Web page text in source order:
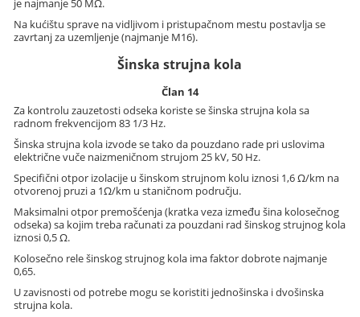
je najmanje 50 MΩ.
Na kućištu sprave na vidljivom i pristupačnom mestu postavlja se
zavrtanj za uzemljenje (najmanje M16).
Šinska strujna kola
Član 14
Za kontrolu zauzetosti odseka koriste se šinska strujna kola sa
radnom frekvencijom 83 1/3 Hz.
Šinska strujna kola izvode se tako da pouzdano rade pri uslovima
električne vuče naizmeničnom strujom 25 kV, 50 Hz.
Specifični otpor izolacije u šinskom strujnom kolu iznosi 1,6 Ω/km na
otvorenoj pruzi a 1Ω/km u staničnom području.
Maksimalni otpor premošćenja (kratka veza između šina kolosečnog
odseka) sa kojim treba računati za pouzdani rad šinskog strujnog kola
iznosi 0,5 Ω.
Kolosečno rele šinskog strujnog kola ima faktor dobrote najmanje
0,65.
U zavisnosti od potrebe mogu se koristiti jednošinska i dvošinska
strujna kola.